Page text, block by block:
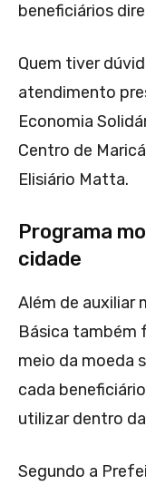
beneficiários
Quem tiver
atendimento
Economia
Centro de
Elisiário Matta.
Programa
cidade
Além de auxiliar
Básica também
meio da moeda
cada
utilizar dentro
Segundo a